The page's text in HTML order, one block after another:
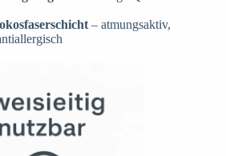
– atmungsaktiv,